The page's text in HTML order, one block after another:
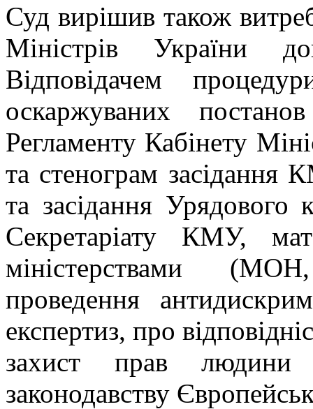
Суд вирішив також
Міністрів України
Відповідачем
оскаржуваних
Регламенту Кабінету
та стенограм засідання
та засідання Урядового
Секретаріату КМУ,
міністерствами
проведення
експертиз, про
захист прав людини
законодавству